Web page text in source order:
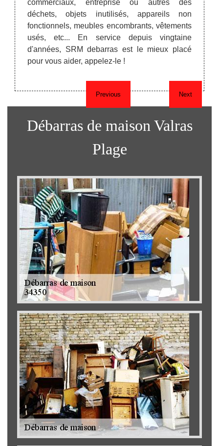
Previous
le
se
commerciaux, entreprise ou autres des
déchets, objets inutilisés, appareils non
fonctionnels, meubles encombrants, vêtements
usés, etc... En service depuis vingtaine
d'années, SRM debarras est le mieux placé
pour vous aider, appelez-le !
Next
Débarras de maison Valras
Plage